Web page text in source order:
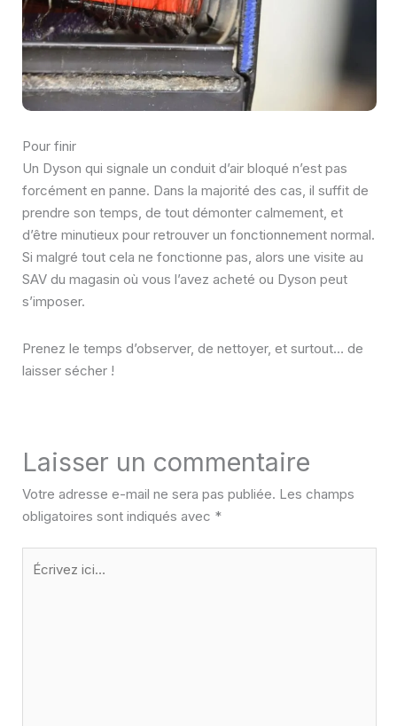
Pour finir
Un Dyson qui signale un conduit d’air bloqué n’est pas
forcément en panne. Dans la majorité des cas, il suffit de
prendre son temps, de tout démonter calmement, et
d’être minutieux pour retrouver un fonctionnement normal.
Si malgré tout cela ne fonctionne pas, alors une visite au
SAV du magasin où vous l’avez acheté ou Dyson peut
s’imposer.
Prenez le temps d’observer, de nettoyer, et surtout… de
laisser sécher !
Laisser un commentaire
Votre adresse e-mail ne sera pas publiée. Les champs
obligatoires sont indiqués avec *
ici…